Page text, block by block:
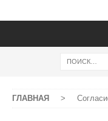
ГЛАВНАЯ >